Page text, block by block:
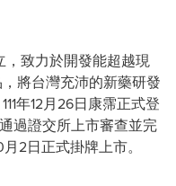
，致力於開發能超越現
將台灣充沛的新藥研發
年12月26日康霈正式登
過證交所上市審查並完
2日正式掛牌上市。